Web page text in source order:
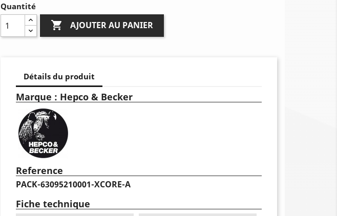
Quantité
 AJOUTER AU PANIER
Détails du produit
Marque : Hepco & Becker
Reference
PACK-63095210001-XCORE-A
Fiche technique